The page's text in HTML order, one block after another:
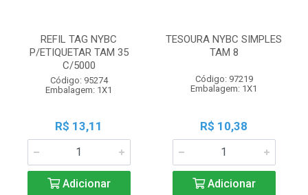
REFIL TAG NYBC
P/ETIQUETAR TAM 35
C/5000
Código: 95274
Embalagem: 1X1
R$ 13,11
Adicionar
TESOURA NYBC SIMPLES
TAM 8
Código: 97219
Embalagem: 1X1
R$ 10,38
Adicionar